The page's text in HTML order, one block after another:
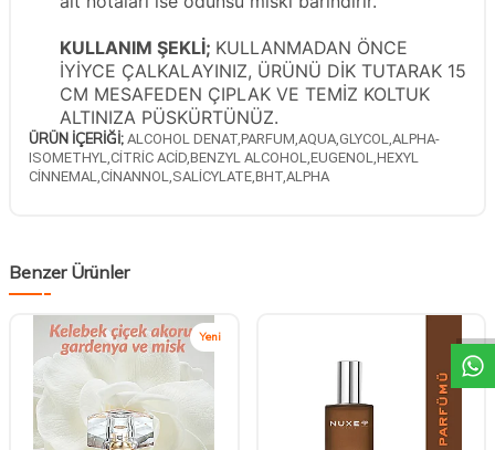
DESTEK
KULLANIM ŞEKLİ; KULLANMADAN ÖNCE
İYİYCE ÇALKALAYINIZ, ÜRÜNÜ DİK TUTARAK 15
CM MESAFEDEN ÇIPLAK VE TEMİZ KOLTUK
ALTINIZA PÜSKÜRTÜNÜZ.
ÜRÜN İÇERİĞİ; ALCOHOL DENAT,PARFUM,AQUA,GLYCOL,ALPHA-
ISOMETHYL,CİTRİC ACİD,BENZYL ALCOHOL,EUGENOL,HEXYL
CİNNEMAL,CİNANNOL,SALİCYLATE,BHT,ALPHA
Benzer Ürünler
Yeni